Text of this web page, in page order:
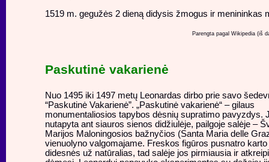
1519 m. gegužės 2 dieną didysis žmogus ir menininkas
Parengta pagal Wikipedia (iš
Paskutinė vakarienė
Nuo 1495 iki 1497 metų Leonardas dirbo prie savo
“Paskutinė Vakarienė”. „Paskutinė vakarienė“ – gilaus
monumentaliosios tapybos dėsnių supratimo pavyzdys.
nutapyta ant siauros sienos didžiulėje, pailgoje salėje –
Marijos Maloningosios bažnyčios (Santa Maria delle
vienuolyno valgomajame. Freskos figūros pusnatro karto
didesnės už natūralias, tad salėje jos pirmiausia ir